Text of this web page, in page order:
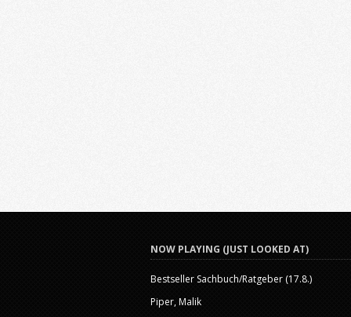
NOW PLAYING (JUST LOOKED AT)
Bestseller Sachbuch/Ratgeber (17.8.)
Piper, Malik